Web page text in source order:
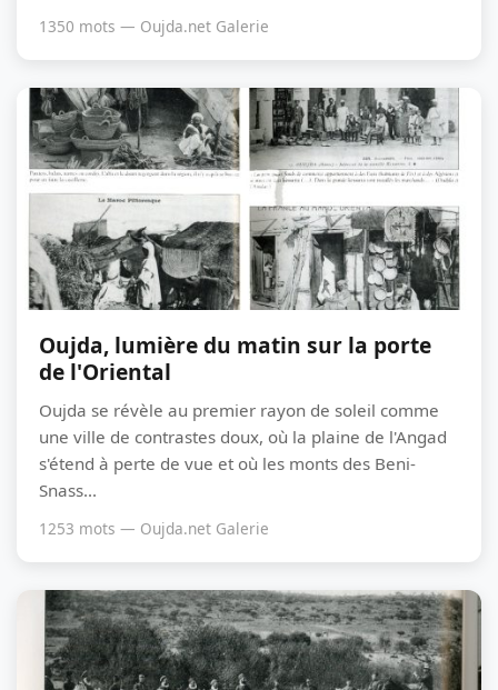
1350 mots — Oujda.net Galerie
Oujda, lumière du matin sur la porte
de l'Oriental
Oujda se révèle au premier rayon de soleil comme
une ville de contrastes doux, où la plaine de l'Angad
s'étend à perte de vue et où les monts des Beni-
Snass...
1253 mots — Oujda.net Galerie